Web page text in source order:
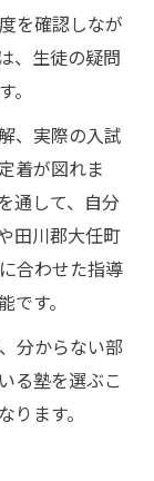
を確認しなが
、生徒の疑問
、実際の入試
着が図れま
通して、自分
田川郡大任町
合わせた指導
す。
分からない部
る塾を選ぶこ
ます。